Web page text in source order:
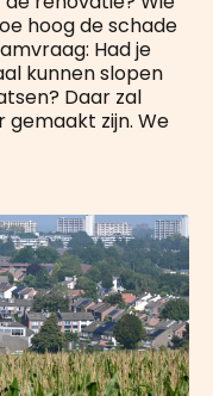
hoog de schade
Had je
kunnen slopen
Daar zal
zijn. We